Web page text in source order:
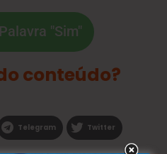
"Sim"
conteúdo?
Telegram Twitter